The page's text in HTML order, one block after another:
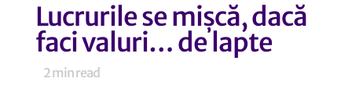
Lucrurile se mișcă, dacă
faci valuri… de lapte
2min read